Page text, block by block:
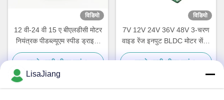
विडियो
12 वी-24 वी 15 ए बीएलडीसी मोटर
नियंत्रक पीडब्ल्यूएम स्पीड ड्राइवर
सेंसरलेस बीएलडीसी मोटर के लिए
JYQD-V6.3E2
सबसे अच्छी कीमत पाएं
विडियो
7V 12V 24V 36V 48V 3-चरण
वाइड रेंज इनपुट BLDC मोटर सेंसर
मोटर नियंत्रक JYQD-V7.3B के
लिए पीडब्ल्यूएम गति नियंत्रण बोर्ड
सबसे अच्छी कीमत पाएं
LisaJiang